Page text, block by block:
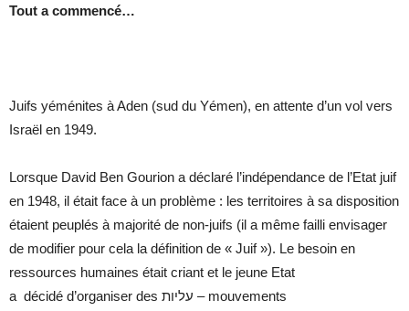
Tout a commencé…
Juifs yéménites à Aden (sud du Yémen), en attente d’un vol vers
Israël en 1949.
Lorsque David Ben Gourion a déclaré l’indépendance de l’Etat juif
en 1948, il était face à un problème : les territoires à sa disposition
étaient peuplés à majorité de non-juifs (il a même failli envisager
de modifier pour cela la définition de « Juif »). Le besoin en
ressources humaines était criant et le jeune Etat
a décidé d’organiser des עליות – mouvements